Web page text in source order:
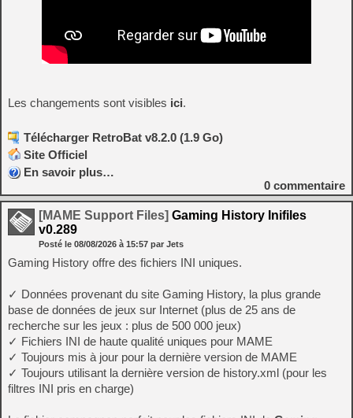
Les changements sont visibles ici.
Télécharger RetroBat v8.2.0 (1.9 Go)
Site Officiel
En savoir plus…
0 commentaire
[MAME Support Files] Gaming History Inifiles
v0.289
Posté le 08/08/2026 à 15:57 par Jets
Gaming History offre des fichiers INI uniques.
✓ Données provenant du site Gaming History, la plus grande
base de données de jeux sur Internet (plus de 25 ans de
recherche sur les jeux : plus de 500 000 jeux)
✓ Fichiers INI de haute qualité uniques pour MAME
✓ Toujours mis à jour pour la dernière version de MAME
✓ Toujours utilisant la dernière version de history.xml (pour les
filtres INI pris en charge)